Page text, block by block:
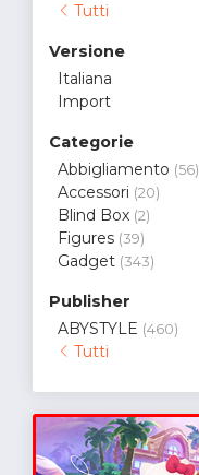
Tutti
Versione
Italiana
Import
Categorie
Abbigliamento (56)
Accessori (20)
Blind Box (2)
Figures (39)
Gadget (343)
Publisher
ABYSTYLE (460)
Tutti